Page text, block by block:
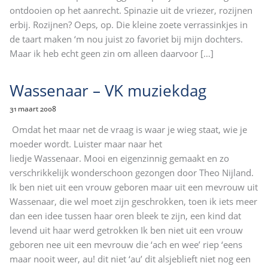
ontdooien op het aanrecht. Spinazie uit de vriezer, rozijnen
erbij. Rozijnen? Oeps, op. Die kleine zoete verrassinkjes in
de taart maken ‘m nou juist zo favoriet bij mijn dochters.
Maar ik heb echt geen zin om alleen daarvoor […]
Wassenaar – VK muziekdag
31 maart 2008
Omdat het maar net de vraag is waar je wieg staat, wie je
moeder wordt. Luister maar naar het
liedje Wassenaar. Mooi en eigenzinnig gemaakt en zo
verschrikkelijk wonderschoon gezongen door Theo Nijland.
Ik ben niet uit een vrouw geboren maar uit een mevrouw uit
Wassenaar, die wel moet zijn geschrokken, toen ik iets meer
dan een idee tussen haar oren bleek te zijn, een kind dat
levend uit haar werd getrokken Ik ben niet uit een vrouw
geboren nee uit een mevrouw die ‘ach en wee’ riep ‘eens
maar nooit weer, au! dit niet ‘au’ dit alsjeblieft niet nog een